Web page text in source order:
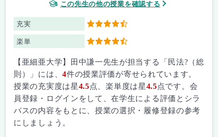
この先生の他の授業を確認する
充実 4.5
楽単 4.5
【亜細亜大学】田中謙一先生が担当する「民法?（総
則）」には、4件の授業評価が寄せられています。
授業の充実度は星4.5点、楽単度は星4.5点です。会
員登録・ログインをして、在学生による評価とシラ
バスの内容をもとに、授業の選択・履修登録の参考
にしましょう。